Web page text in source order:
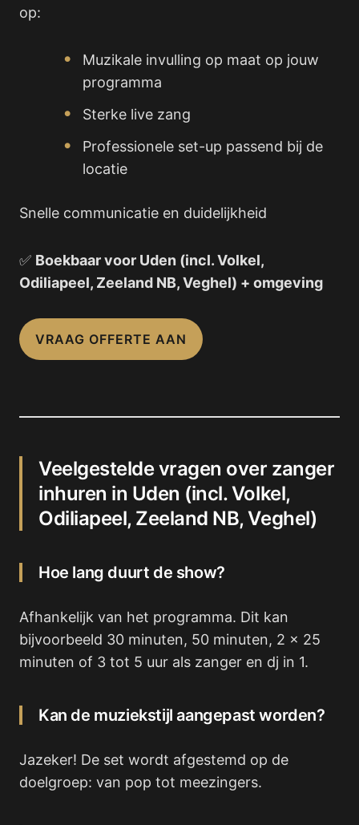
op:
Muzikale invulling op maat op jouw
programma
Sterke live zang
Professionele set-up passend bij de
locatie
Snelle communicatie en duidelijkheid
✅ Boekbaar voor Uden (incl. Volkel,
Odiliapeel, Zeeland NB, Veghel) + omgeving
VRAAG OFFERTE AAN
Veelgestelde vragen over zanger
inhuren in Uden (incl. Volkel,
Odiliapeel, Zeeland NB, Veghel)
Hoe lang duurt de show?
Afhankelijk van het programma. Dit kan
bijvoorbeeld 30 minuten, 50 minuten, 2 x 25
minuten of 3 tot 5 uur als zanger en dj in 1.
Kan de muziekstijl aangepast worden?
Jazeker! De set wordt afgestemd op de
doelgroep: van pop tot meezingers.